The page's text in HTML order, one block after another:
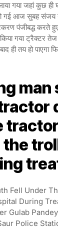
गया जहां कुछ ही
गई आज सुबह संजय
पंजीबद्ध करते हुए
गया ट्रैक्टर तेज
ही तय हो
Fell Under
During
Gulab
Police